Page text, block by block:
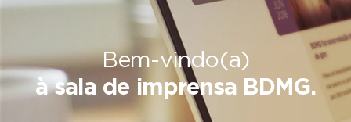
Bem-vindo(a)
à sala de imprensa BDMG.